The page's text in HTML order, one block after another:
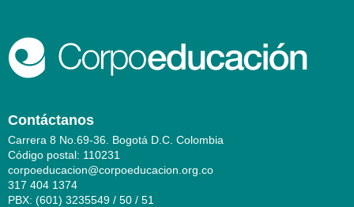
Contáctanos
Carrera 8 No.69-36. Bogotá D.C. Colombia
Código postal: 110231
corpoeducacion@corpoeducacion.org.co
317 404 1374
PBX: (601) 3235549 / 50 / 51